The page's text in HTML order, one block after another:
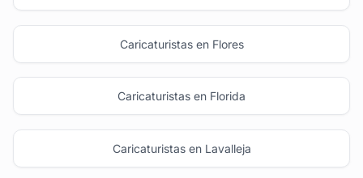
Caricaturistas en Flores
Caricaturistas en Florida
Caricaturistas en Lavalleja